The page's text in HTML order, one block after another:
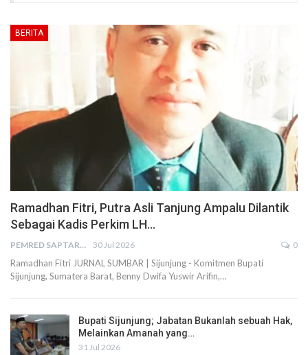
BERITA
Ramadhan Fitri, Putra Asli Tanjung Ampalu Dilantik
Sebagai Kadis Perkim LH…
PEMRED SAPTARIUS 30 Jul 2026 0
Ramadhan Fitri JURNAL SUMBAR | Sijunjung - Komitmen Bupati
Sijunjung, Sumatera Barat, Benny Dwifa Yuswir Arifin,…
Bupati Sijunjung; Jabatan Bukanlah sebuah Hak,
Melainkan Amanah yang…
31 Jul 2026